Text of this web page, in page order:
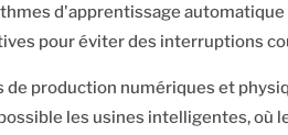
d'apprentissage
pour éviter des interruptions
production numériques et
les usines intelligentes, où